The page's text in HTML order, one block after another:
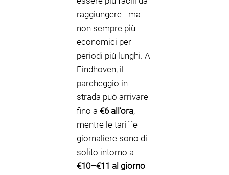
raggiungere—ma
non sempre più
economici per
periodi più lunghi. A
Eindhoven, il
parcheggio in
strada può arrivare
fino a €6 all’ora,
mentre le tariffe
giornaliere sono di
solito intorno a
€10–€11 al giorno